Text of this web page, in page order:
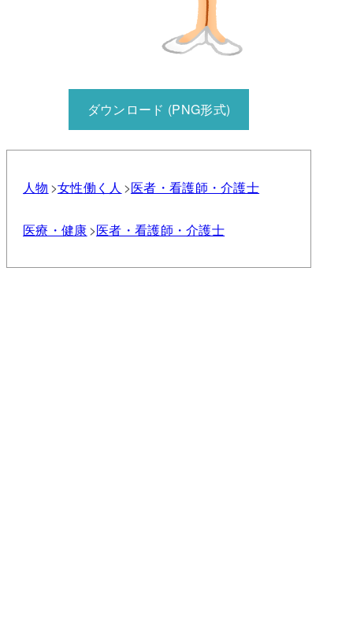
ダウンロード (PNG形式)
人物 女性働く人 医者・看護師・介護士
医療・健康 医者・看護師・介護士